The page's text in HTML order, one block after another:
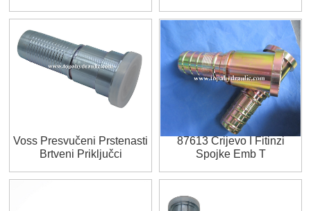
Voss Presvučeni Prstenasti
Brtveni Priključci
87613 Crijevo I Fitinzi
Spojke Emb T